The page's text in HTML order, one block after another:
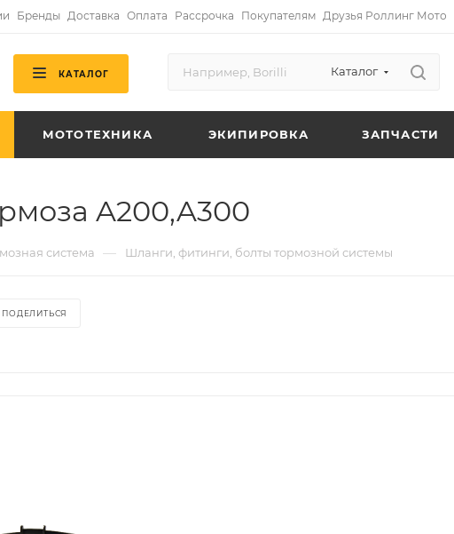
Бренды Доставка Оплата Рассрочка Покупателям Друзья Роллинг Мото
КАТАЛОГ Каталог
МОТОТЕХНИКА ЭКИПИРОВКА ЗАПЧАСТИ
A200,A300
система — Шланги, фитинги, болты тормозной системы
ПОДЕЛИТЬСЯ